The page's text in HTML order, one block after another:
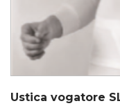
Ustica vogatore